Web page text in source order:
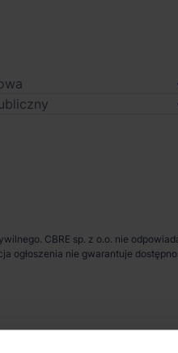
CBRE sp. z o.o. nie
nie gwarantuje